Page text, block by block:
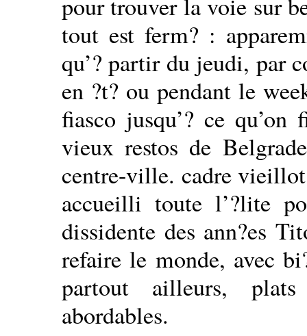
tout est ferm? :
qu’? partir du jeudi, par
en ?t? ou pendant le
fiasco jusqu’? ce
vieux restos de
centre-ville. cadre
accueilli toute l’?lite
dissidente des ann?es
refaire le monde, avec
partout ailleurs,
abordables.